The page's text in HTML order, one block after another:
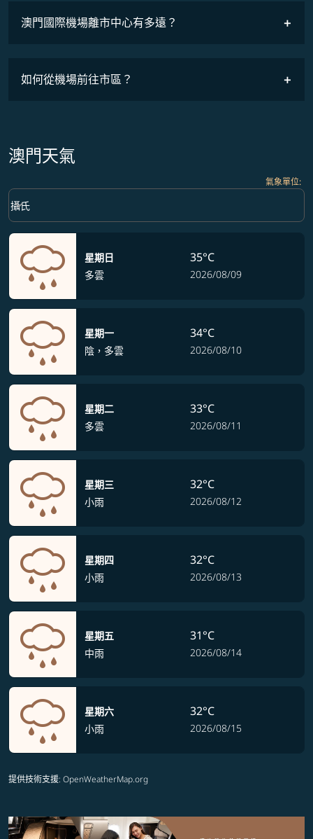
澳門國際機場離市中心有多遠？
如何從機場前往市區？
澳門天氣
氣象單位:
Weather unit option 攝氏 Selected
攝氏
keyboard_arrow_down
星期日
多雲
35°C
2026/08/09
星期一
陰，多雲
34°C
2026/08/10
星期二
多雲
33°C
2026/08/11
星期三
小雨
32°C
2026/08/12
星期四
小雨
32°C
2026/08/13
星期五
中雨
31°C
2026/08/14
星期六
小雨
32°C
2026/08/15
提供技術支援: OpenWeatherMap.org